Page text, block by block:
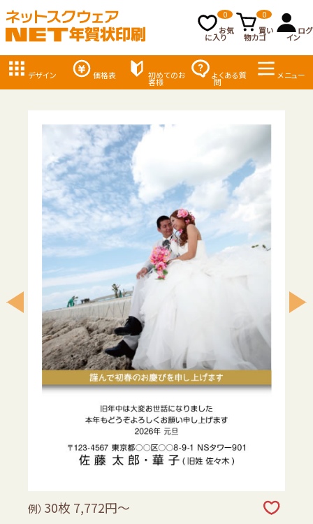
お気
に入り
0
買い
物カゴ
0
ログ
イン
デザイン 価格表 初めてのお
客様
よくある質
問
メニュー
例） 30枚 7,772円～